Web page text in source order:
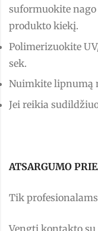
suformuokite
produkto kiekį.
Polimerizuokite
sek.
Nuimkite lipnumą
Jei reikia
ATSARGUMO
Tik
Vengti kontakto su